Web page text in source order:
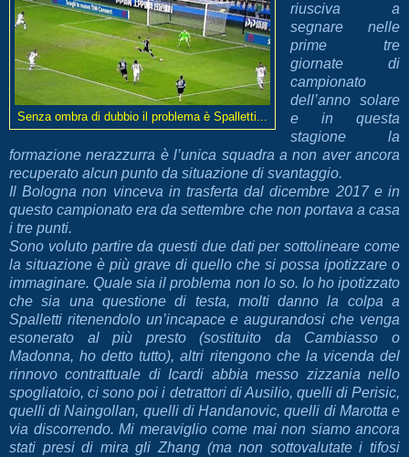
Senza ombra di dubbio il problema è Spalletti...
riusciva a
segnare nelle
prime tre
giornate di
campionato
dell’anno solare
e in questa
stagione la
formazione nerazzurra è l’unica squadra a non aver ancora
recuperato alcun punto da situazione di svantaggio.
Il Bologna non vinceva in trasferta dal dicembre 2017 e in
questo campionato era da settembre che non portava a casa
i tre punti.
Sono voluto partire da questi due dati per sottolineare come
la situazione è più grave di quello che si possa ipotizzare o
immaginare. Quale sia il problema non lo so. Io ho ipotizzato
che sia una questione di testa, molti danno la colpa a
Spalletti ritenendolo un’incapace e augurandosi che venga
esonerato al più presto (sostituito da Cambiasso o
Madonna, ho detto tutto), altri ritengono che la vicenda del
rinnovo contrattuale di Icardi abbia messo zizzania nello
spogliatoio, ci sono poi i detrattori di Ausilio, quelli di Perisic,
quelli di Naingollan, quelli di Handanovic, quelli di Marotta e
via discorrendo. Mi meraviglio come mai non siamo ancora
stati presi di mira gli Zhang (ma non sottovalutate i tifosi